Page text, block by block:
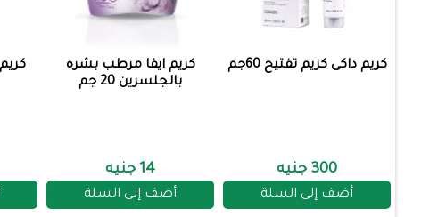
كريم داكى كريم تفتيح 60جم
300 جنيه
أضف إلى السلة
كريم ايفا مرطب بشره
بالجلسرين 20 جم
14 جنيه
أضف إلى السلة